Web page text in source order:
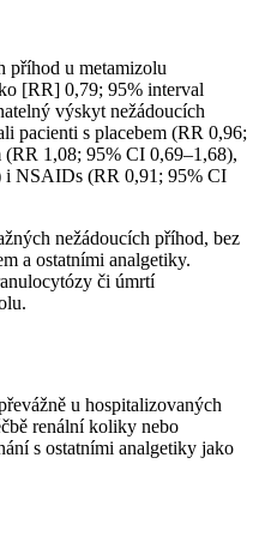
příhod u metamizolu
[RR] 0,79; 95% interval
výskyt nežádoucích
pacienti s placebem (RR 0,96;
(RR 1,08; 95% CI 0,69–1,68),
i NSAIDs (RR 0,91; 95% CI
nežádoucích příhod, bez
a ostatními analgetiky.
či úmrtí
u hospitalizovaných
renální koliky nebo
s ostatními analgetiky jako